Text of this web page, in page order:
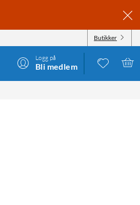
Butikker
Logg på
Bli medlem